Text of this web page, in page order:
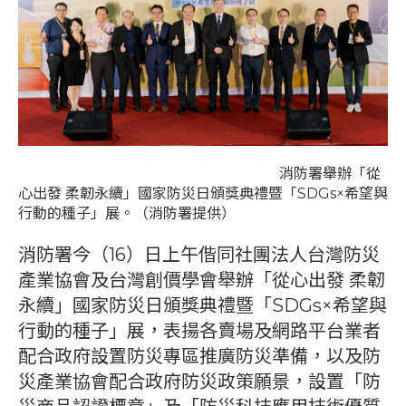
消防署舉辦「從
心出發 柔韌永續」國家防災日頒獎典禮暨「SDGs×希望與
行動的種子」展。（消防署提供）
消防署今（16）日上午偕同社團法人台灣防災
產業協會及台灣創價學會舉辦「從心出發 柔韌
永續」國家防災日頒獎典禮暨「SDGs×希望與
行動的種子」展，表揚各賣場及網路平台業者
配合政府設置防災專區推廣防災準備，以及防
災產業協會配合政府防災政策願景，設置「防